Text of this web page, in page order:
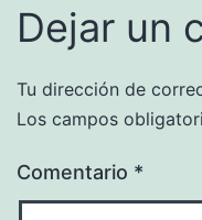
Dejar un
Tu dirección de
Los campos
Comentario *